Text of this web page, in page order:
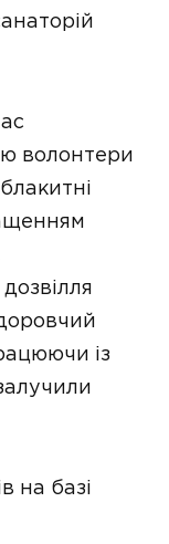
волонтери
із
на базі